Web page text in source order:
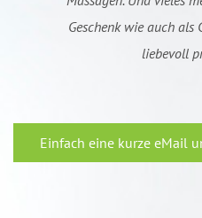
Geschenk wie auch
liebevoll
Einfach eine kurze eMail